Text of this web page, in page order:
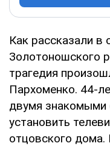
Как рассказали в
Золотоношского
трагедия
Пархоменко. 44-
двумя знакомыми
установить
отцовского